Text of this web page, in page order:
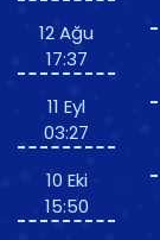
12 Ağu
17:37
11 Eyl
03:27
10 Eki
15:50